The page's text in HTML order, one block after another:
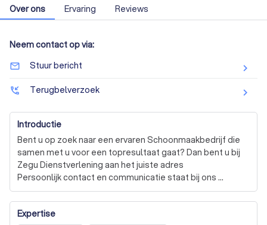
Over ons Ervaring Reviews
Neem contact op via:
mail_outline Stuur bericht
phone_callback Terugbelverzoek
Introductie
Bent u op zoek naar een ervaren Schoonmaakbedrijf die
samen met u voor een topresultaat gaat? Dan bent u bij
Zegu Dienstverlening aan het juiste adres
Persoonlijk contact en communicatie staat bij ons
centraal. Neem contact op via mijn bedrijfsprofiel of
Expertise